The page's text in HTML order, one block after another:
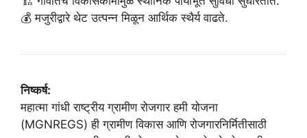
💰 मजुरीद्वारे थेट उत्पन्न मिळून आर्थिक स्थैर्य वाढते.
निष्कर्ष:
महात्मा गांधी राष्ट्रीय ग्रामीण रोजगार हमी योजना
(MGNREGS) ही ग्रामीण विकास आणि रोजगारनिर्मितीसाठी